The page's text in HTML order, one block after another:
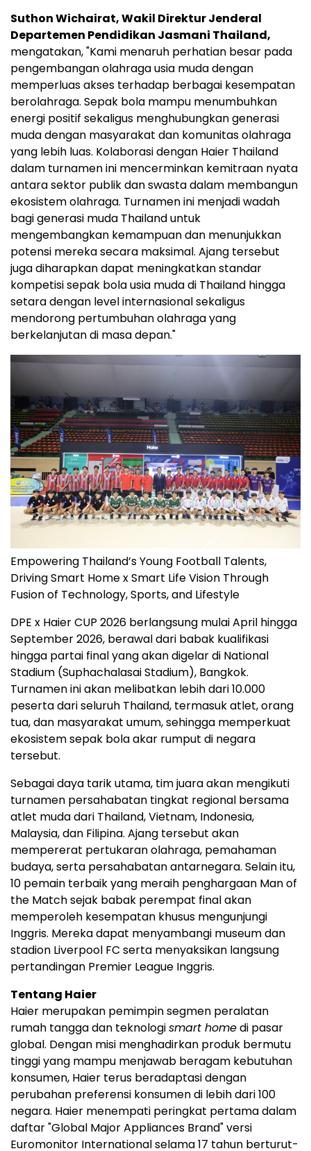
Suthon Wichairat, Wakil Direktur Jenderal
Departemen Pendidikan Jasmani Thailand,
mengatakan, "Kami menaruh perhatian besar pada
pengembangan olahraga usia muda dengan
memperluas akses terhadap berbagai kesempatan
berolahraga. Sepak bola mampu menumbuhkan
energi positif sekaligus menghubungkan generasi
muda dengan masyarakat dan komunitas olahraga
yang lebih luas. Kolaborasi dengan Haier Thailand
dalam turnamen ini mencerminkan kemitraan nyata
antara sektor publik dan swasta dalam membangun
ekosistem olahraga. Turnamen ini menjadi wadah
bagi generasi muda Thailand untuk
mengembangkan kemampuan dan menunjukkan
potensi mereka secara maksimal. Ajang tersebut
juga diharapkan dapat meningkatkan standar
kompetisi sepak bola usia muda di Thailand hingga
setara dengan level internasional sekaligus
mendorong pertumbuhan olahraga yang
berkelanjutan di masa depan."
Empowering Thailand’s Young Football Talents,
Driving Smart Home x Smart Life Vision Through
Fusion of Technology, Sports, and Lifestyle
DPE x Haier CUP 2026 berlangsung mulai April hingga
September 2026, berawal dari babak kualifikasi
hingga partai final yang akan digelar di National
Stadium (Suphachalasai Stadium), Bangkok.
Turnamen ini akan melibatkan lebih dari 10.000
peserta dari seluruh Thailand, termasuk atlet, orang
tua, dan masyarakat umum, sehingga memperkuat
ekosistem sepak bola akar rumput di negara
tersebut.
Sebagai daya tarik utama, tim juara akan mengikuti
turnamen persahabatan tingkat regional bersama
atlet muda dari Thailand, Vietnam, Indonesia,
Malaysia, dan Filipina. Ajang tersebut akan
mempererat pertukaran olahraga, pemahaman
budaya, serta persahabatan antarnegara. Selain itu,
10 pemain terbaik yang meraih penghargaan Man of
the Match sejak babak perempat final akan
memperoleh kesempatan khusus mengunjungi
Inggris. Mereka dapat menyambangi museum dan
stadion Liverpool FC serta menyaksikan langsung
pertandingan Premier League Inggris.
Tentang Haier
Haier merupakan pemimpin segmen peralatan
rumah tangga dan teknologismart homedi pasar
global. Dengan misi menghadirkan produk bermutu
tinggi yang mampu menjawab beragam kebutuhan
konsumen, Haier terus beradaptasi dengan
perubahan preferensi konsumen di lebih dari 100
negara. Haier menempati peringkat pertama dalam
daftar "Global Major Appliances Brand" versi
Euromonitor International selama 17 tahun berturut-